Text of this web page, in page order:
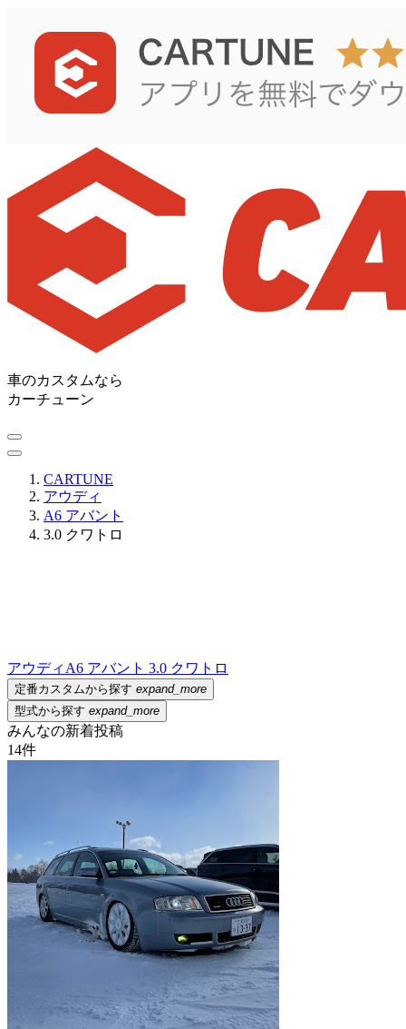
車のカスタムなら
カーチューン
CARTUNE
アウディ
A6 アバント
3.0 クワトロ
アウディ A6 アバント 3.0 クワトロ
定番カスタムから探す expand_more
型式から探す expand_more
みんなの新着投稿
14件